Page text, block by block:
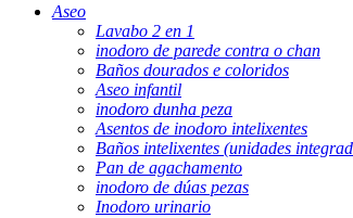
Aseo
Lavabo 2 en 1
inodoro de parede contra o chan
Baños dourados e coloridos
Aseo infantil
inodoro dunha peza
Asentos de inodoro intelixentes
Baños intelixentes (unidades
Pan de agachamento
inodoro de dúas pezas
Inodoro urinario